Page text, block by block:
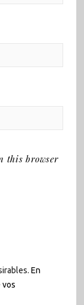
this browser
En
vos